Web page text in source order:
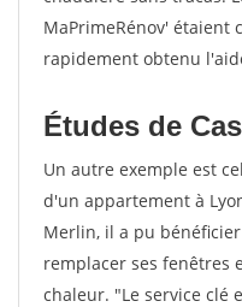
MaPrimeRénov' étaient
rapidement obtenu
Études de Cas
Un autre exemple est
d'un appartement à
Merlin, il a pu
remplacer ses fenêtres
chaleur. "Le service clé